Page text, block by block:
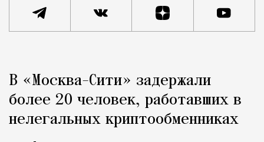
Город
В «Москва-Сити» задержали
более 20 человек, работавших в
нелегальных криптообменниках